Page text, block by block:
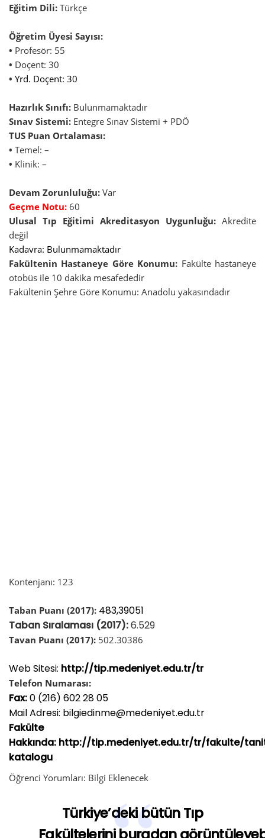
Eğitim Dili: Türkçe
Öğretim Üyesi Sayısı:
• Profesör: 55
• Doçent: 30
• Yrd. Doçent: 30
Hazırlık Sınıfı: Bulunmamaktadır
Sınav Sistemi: Entegre Sınav Sistemi + PDÖ
TUS Puan Ortalaması:
• Temel: –
• Klinik: –
Devam Zorunluluğu: Var
Geçme Notu: 60
Ulusal Tıp Eğitimi Akreditasyon Uygunluğu: Akredite
değil
Kadavra: Bulunmamaktadır
Fakültenin Hastaneye Göre Konumu: Fakülte hastaneye
otobüs ile 10 dakika mesafededir
Fakültenin Şehre Göre Konumu: Anadolu yakasındadır
Kontenjanı: 123
Taban Puanı (2017): 483,39051
Taban Sıralaması (2017):6.529
Tavan Puanı (2017): 502.30386
Web Sitesi: http://tip.medeniyet.edu.tr/tr
Telefon Numarası:
Fax:0 (216) 602 28 05
Mail Adresi: bilgiedinme@medeniyet.edu.tr
Fakülte
Hakkında: http://tip.medeniyet.edu.tr/tr/fakulte/
katalogu
Öğrenci Yorumları: Bilgi Eklenecek
Türkiye’deki bütün Tıp